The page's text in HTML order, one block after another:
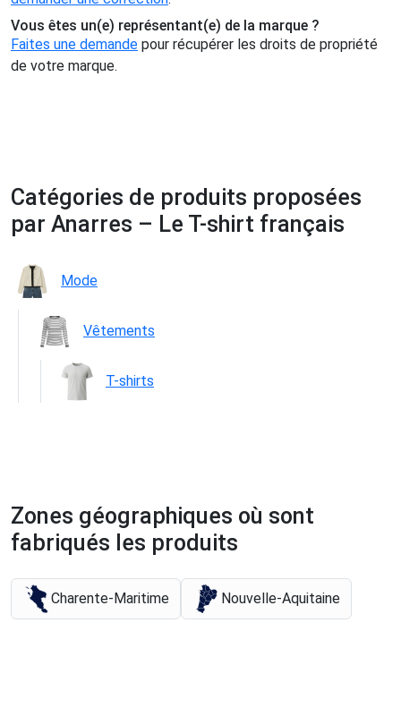
Vous êtes un(e) représentant(e) de la marque ?
Faites une demande pour récupérer les droits de propriété
de votre marque.
Catégories de produits proposées
par Anarres – Le T-shirt français
Mode
Vêtements
T-shirts
Zones géographiques où sont
fabriqués les produits
Charente-Maritime Nouvelle-Aquitaine